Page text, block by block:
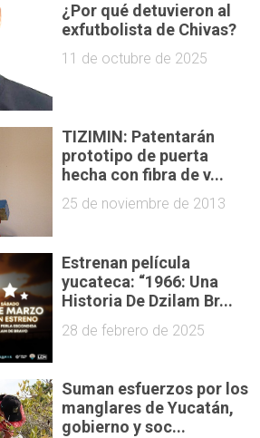
¿Por qué detuvieron al
exfutbolista de Chivas?
11 de octubre de 2025
TIZIMIN: Patentarán
prototipo de puerta
hecha con fibra de v...
25 de noviembre de 2013
Estrenan película
yucateca: “1966: Una
Historia De Dzilam Br...
28 de febrero de 2025
Suman esfuerzos por los
manglares de Yucatán,
gobierno y soc...